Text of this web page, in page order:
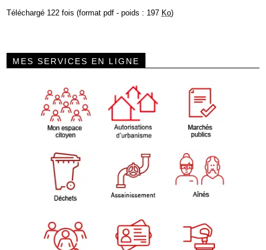
Téléchargé 122 fois (format pdf - poids : 197 Ko)
MES SERVICES EN LIGNE